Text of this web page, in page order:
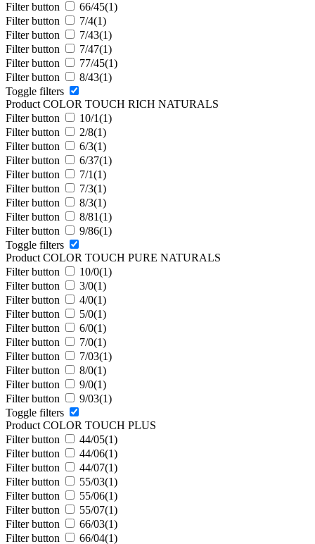
Filter button
66/45(1)
Filter button
7/4(1)
Filter button
7/43(1)
Filter button
7/47(1)
Filter button
77/45(1)
Filter button
8/43(1)
Toggle filters
Product COLOR TOUCH RICH NATURALS
Filter button
10/1(1)
Filter button
2/8(1)
Filter button
6/3(1)
Filter button
6/37(1)
Filter button
7/1(1)
Filter button
7/3(1)
Filter button
8/3(1)
Filter button
8/81(1)
Filter button
9/86(1)
Toggle filters
Product COLOR TOUCH PURE NATURALS
Filter button
10/0(1)
Filter button
3/0(1)
Filter button
4/0(1)
Filter button
5/0(1)
Filter button
6/0(1)
Filter button
7/0(1)
Filter button
7/03(1)
Filter button
8/0(1)
Filter button
9/0(1)
Filter button
9/03(1)
Toggle filters
Product COLOR TOUCH PLUS
Filter button
44/05(1)
Filter button
44/06(1)
Filter button
44/07(1)
Filter button
55/03(1)
Filter button
55/06(1)
Filter button
55/07(1)
Filter button
66/03(1)
Filter button
66/04(1)